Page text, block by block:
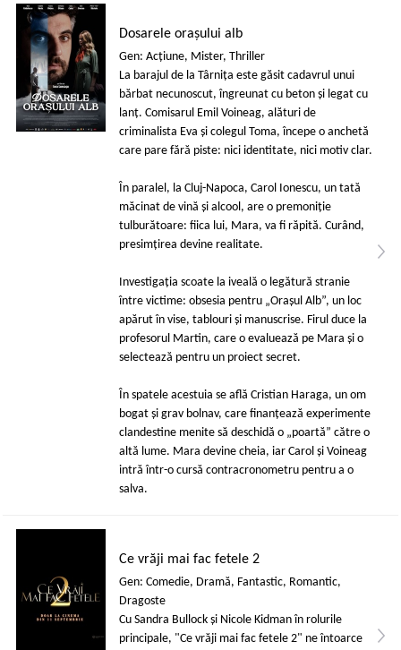
Dosarele orașului alb
Gen: Acţiune, Mister, Thriller
La barajul de la Târnița este găsit cadavrul unui
bărbat necunoscut, îngreunat cu beton și legat cu
lanț. Comisarul Emil Voineag, alături de
criminalista Eva și colegul Toma, începe o anchetă
care pare fără piste: nici identitate, nici motiv clar.
În paralel, la Cluj-Napoca, Carol Ionescu, un tată
măcinat de vină și alcool, are o premoniție
tulburătoare: fiica lui, Mara, va fi răpită. Curând,
presimțirea devine realitate.
Investigația scoate la iveală o legătură stranie
între victime: obsesia pentru „Orașul Alb”, un loc
apărut în vise, tablouri și manuscrise. Firul duce la
profesorul Martin, care o evaluează pe Mara și o
selectează pentru un proiect secret.
În spatele acestuia se află Cristian Haraga, un om
bogat și grav bolnav, care finanțează experimente
clandestine menite să deschidă o „poartă” către o
altă lume. Mara devine cheia, iar Carol și Voineag
intră într-o cursă contracronometru pentru a o
salva.
Ce vrăji mai fac fetele 2
Gen: Comedie, Dramă, Fantastic, Romantic,
Dragoste
Cu Sandra Bullock și Nicole Kidman în rolurile
principale, "Ce vrăji mai fac fetele 2" ne întoarce